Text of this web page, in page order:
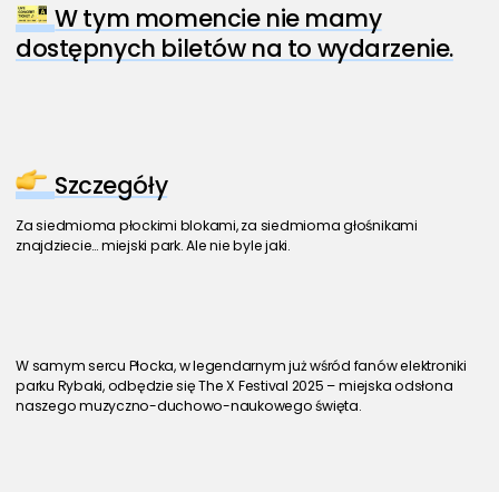
W tym momencie nie mamy
dostępnych biletów na to wydarzenie.
Szczegóły
Za siedmioma płockimi blokami, za siedmioma głośnikami
znajdziecie… miejski park. Ale nie byle jaki.
W samym sercu Płocka, w legendarnym już wśród fanów elektroniki
parku Rybaki, odbędzie się The X Festival 2025 – miejska odsłona
naszego muzyczno-duchowo-naukowego święta.